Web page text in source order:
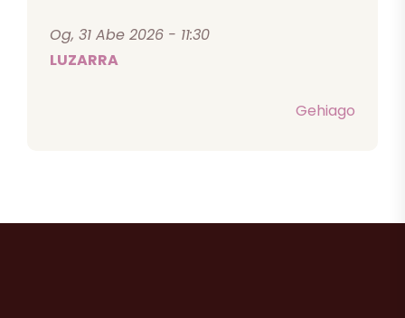
Og, 31 Abe 2026 - 11:30
LUZARRA
Gehiago